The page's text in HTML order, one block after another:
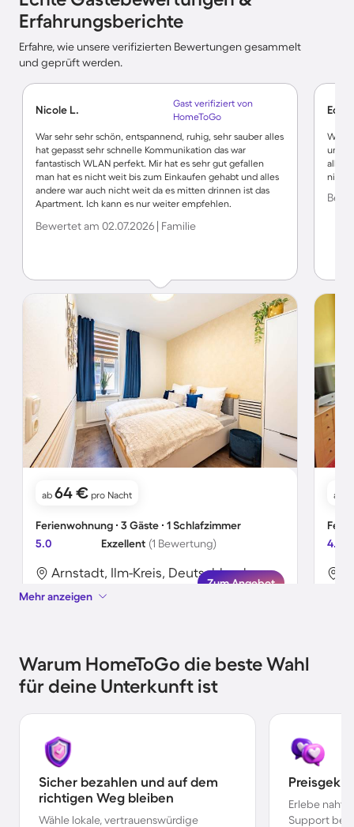
Erfahrungsberichte
Erfahre, wie unsere verifizierten Bewertungen gesammelt
und geprüft werden.
Nicole L.
Gast verifiziert von
HomeToGo
War sehr sehr schön, entspannend, ruhig, sehr sauber alles
hat gepasst sehr schnelle Kommunikation das war
fantastisch WLAN perfekt. Mir hat es sehr gut gefallen
man hat es nicht weit bis zum Einkaufen gehabt und alles
andere war auch nicht weit da es mitten drinnen ist das
Apartment. Ich kann es nur weiter empfehlen.
aufjedenfall wieder
Bewertet am 02.07.2026 | Familie
ab 64 € pro Nacht
Ferienwohnung ∙ 3 Gäste ∙ 1 Schlafzimmer
5.0
Exzellent (1 Bewertung)
Arnstadt, Ilm-Kreis, Deutschland
Zum Angebot
Wir
alles
nicht)
ab
4.8
Mehr anzeigen
Warum HomeToGo die beste Wahl
für deine Unterkunft ist
Sicher bezahlen und auf dem
richtigen Weg bleiben
Wähle lokale, vertrauenswürdige
Erlebe
Support bei